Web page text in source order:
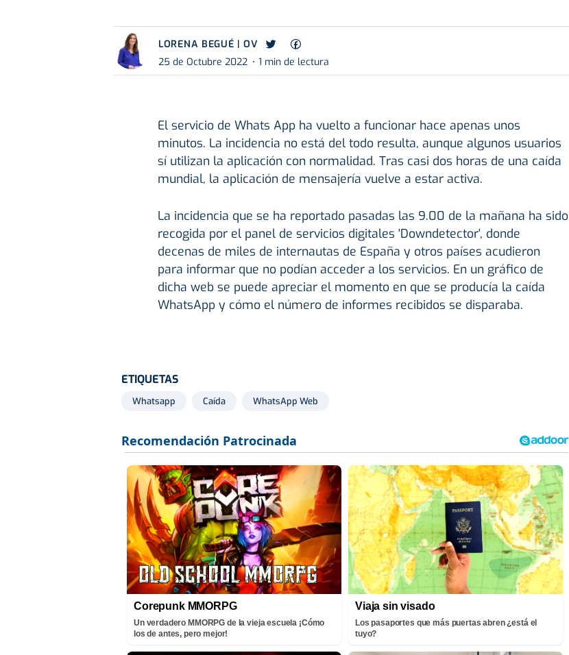
LORENA BEGUÉ | OV
25 de Octubre 2022
1 min de lectura
El servicio de Whats App ha vuelto a funcionar hace apenas unos
minutos. La incidencia no está del todo resulta, aunque algunos usuarios
sí utilizan la aplicación con normalidad. Tras casi dos horas de una caída
mundial, la aplicación de mensajería vuelve a estar activa.
La incidencia que se ha reportado pasadas las 9.00 de la mañana ha sido
recogida por el panel de servicios digitales 'Downdetector', donde
decenas de miles de internautas de España y otros países acudieron
para informar que no podían acceder a los servicios. En un gráfico de
dicha web se puede apreciar el momento en que se producía la caída
WhatsApp y cómo el número de informes recibidos se disparaba.
ETIQUETAS
Whatsapp Caída WhatsApp Web
Corepunk MMORPG
Un verdadero MMORPG de la vieja escuela ¡Cómo
los de antes, pero mejor!
Viaja sin visado
Los pasaportes que más puertas abren ¿está el
tuyo?